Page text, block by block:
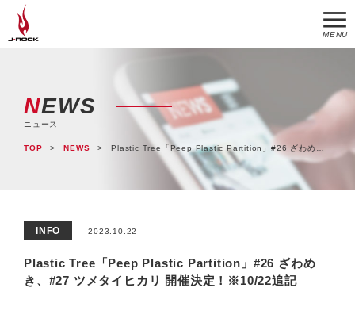
MENU
NEWS
ニュース
TOP NEWS Plastic Tree「Peep Plastic Partition」#26 ざわめき、#27 ツメタイヒカリ 開催決定！※10/22追記
INFO 2023.10.22
Plastic Tree「Peep Plastic Partition」#26 ざわめ
き、#27 ツメタイヒカリ 開催決定！※10/22追記